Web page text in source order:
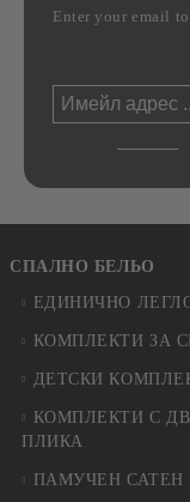
Enter your email
СПАЛНО БЕЛЬО
ЕДИНИЧНО
КОМПЛЕКТИ ЗА
ДЕТСКИ
КОМПЛЕКТИ С
ПЛИКА
ПАМУЧЕН САТЕН